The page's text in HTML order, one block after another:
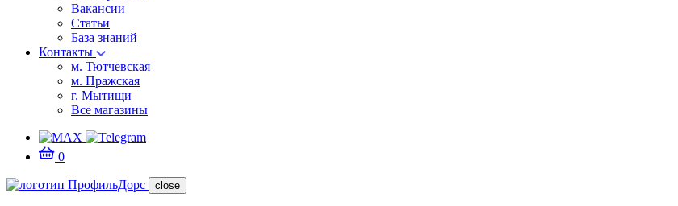
Вакансии
Статьи
База знаний
Контакты
м. Тютчевская
м. Пражская
г. Мытищи
Все магазины
0
close